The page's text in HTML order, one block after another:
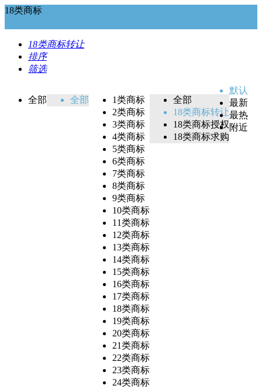
18类商标
18类商标转让
排序
筛选
全部 全部
1类商标
2类商标
3类商标
4类商标
5类商标
6类商标
7类商标
8类商标
9类商标
10类商标
11类商标
12类商标
13类商标
14类商标
15类商标
16类商标
17类商标
18类商标
19类商标
20类商标
21类商标
22类商标
23类商标
24类商标
全部
18类商标转让
18类商标授权
18类商标求购
默认
最新
最热
附近